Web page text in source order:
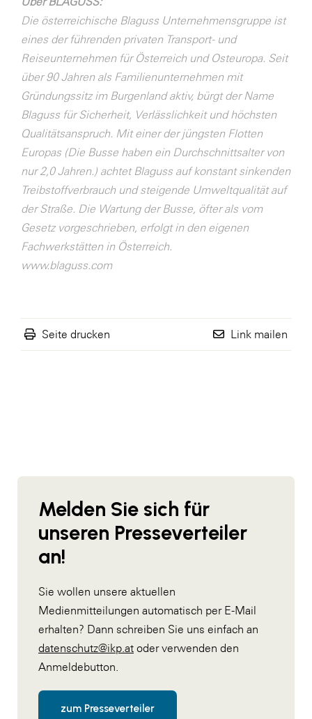
Die österreichische Blaguss Unternehmensgruppe ist
eines der führenden privaten Transport- und
Reiseunternehmen für Österreich und Osteuropa. Seit
über 90 Jahren als Familienunternehmen mit
Gründungssitz im Burgenland aktiv, bürgt der Name
Blaguss für Sicherheit, Verlässlichkeit und höchsten
Qualitätsanspruch. Mit einer der jüngsten Flotten
Europas (Die Busse haben ein Durchschnittsalter von
nur 2,0 Jahren.) achtet Blaguss auf konstant sinkenden
Treibstoffverbrauch und steigende Umweltqualität auf
der Straße. Die Wartung der Busse, öfter als vom
Gesetz vorgeschrieben, erfolgt in den eigenen
Fachwerkstätten in Österreich.
www.blaguss.com
Seite drucken Link mailen
Melden Sie sich für
unseren Presseverteiler
an!
Sie wollen unsere aktuellen
Medienmitteilungen automatisch per E-Mail
erhalten? Dann schreiben Sie uns einfach an
datenschutz@ikp.at oder verwenden den
Anmeldebutton.
zum Presseverteiler